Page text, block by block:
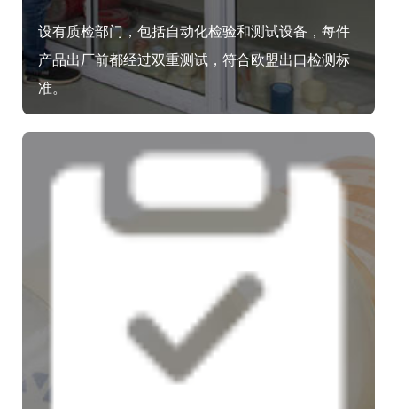
设有质检部门，包括自动化检验和测试设备，每件
产品出厂前都经过双重测试，符合欧盟出口检测标
准。